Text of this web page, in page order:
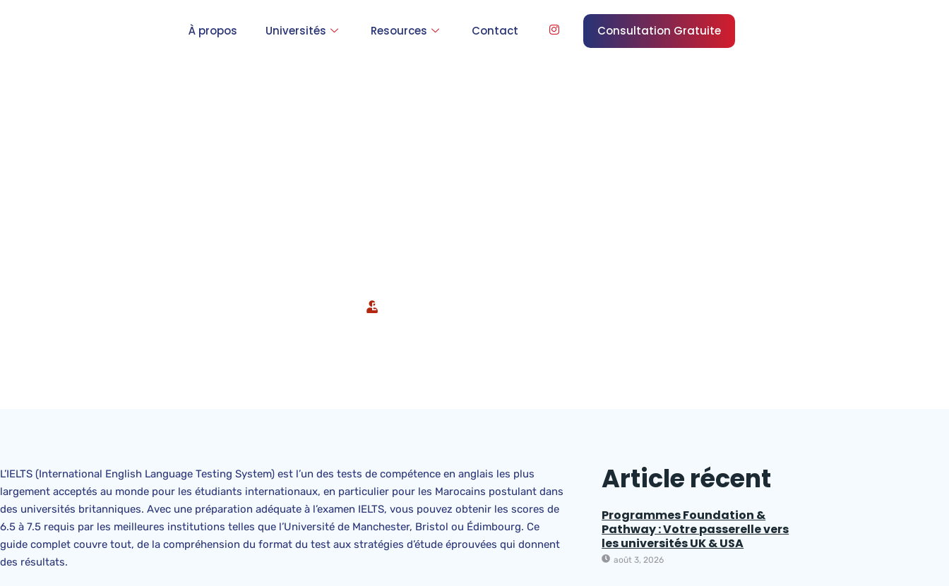
À propos Universités Resources Contact Consultation Gratuite
EducationClub
L’IELTS (International English Language Testing System) est l’un des tests de compétence en anglais les plus
largement acceptés au monde pour les étudiants internationaux, en particulier pour les Marocains postulant dans
des universités britanniques. Avec une préparation adéquate à l’examen IELTS, vous pouvez obtenir les scores de
6.5 à 7.5 requis par les meilleures institutions telles que l’Université de Manchester, Bristol ou Édimbourg. Ce
guide complet couvre tout, de la compréhension du format du test aux stratégies d’étude éprouvées qui donnent
des résultats.
Article récent
Programmes Foundation &
Pathway : Votre passerelle vers
les universités UK & USA
août 3, 2026